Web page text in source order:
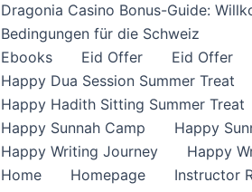
Dragonia Casino Bonus-Guide:
Bedingungen für die Schweiz
Ebooks
Eid Offer Eid Offer
Happy Dua Session Summer Treat
Happy Hadith Sitting Summer Treat
Happy Sunnah Camp
Happy
Happy Writing Journey
Happy
Home
Homepage Instructor